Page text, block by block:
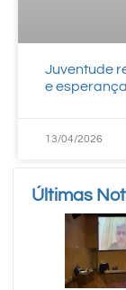
Juventude
e
13/04/2026
Últimas